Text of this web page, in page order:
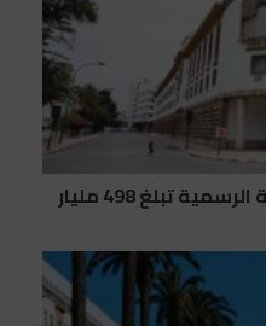
بنك المغرب: الأصول الاحتياطية الرسمية تبلغ 498 مليار